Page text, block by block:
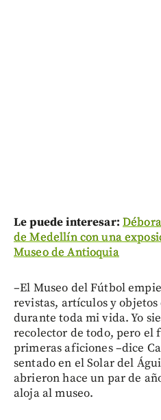
Le puede interesar:
de Medellín con una
Museo de Antioquia
–El Museo del Fútbol
revistas, artículos y
durante toda mi vida. Yo
recolector de todo, pero el
primeras aficiones –dice
sentado en el Solar del
abrieron hace un par de
aloja al museo.